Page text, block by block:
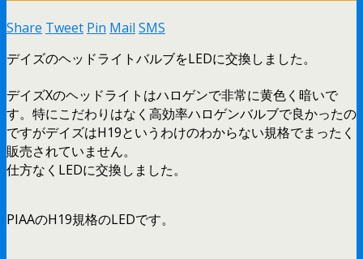
Share Tweet Pin Mail SMS
デイズのヘッドライトバルブをLEDに交換しました。
デイズXのヘッドライトはハロゲンで非常に黄色く暗いで
す。特にこだわりはなく高効率ハロゲンバルブで良かったの
ですがデイズはH19というわけのわからない規格でまったく
販売されていません。
仕方なくLEDに交換しました。
PIAAのH19規格のLEDです。